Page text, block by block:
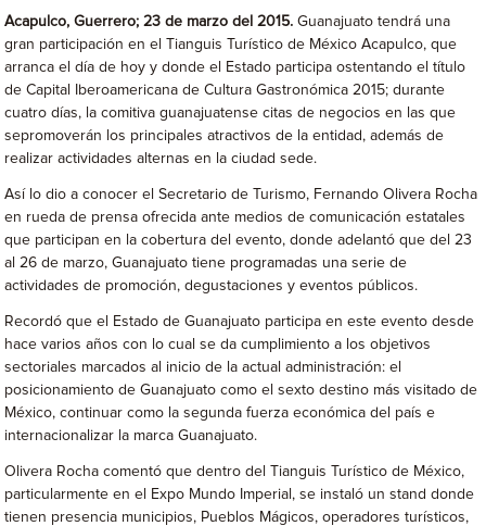
Acapulco, Guerrero; 23 de marzo del 2015. Guanajuato tendrá una
gran participación en el Tianguis Turístico de México Acapulco, que
arranca el día de hoy y donde el Estado participa ostentando el título
de Capital Iberoamericana de Cultura Gastronómica 2015; durante
cuatro días, la comitiva guanajuatense citas de negocios en las que
sepromoverán los principales atractivos de la entidad, además de
realizar actividades alternas en la ciudad sede.
Así lo dio a conocer el Secretario de Turismo, Fernando Olivera Rocha
en rueda de prensa ofrecida ante medios de comunicación estatales
que participan en la cobertura del evento, donde adelantó que del 23
al 26 de marzo, Guanajuato tiene programadas una serie de
actividades de promoción, degustaciones y eventos públicos.
Recordó que el Estado de Guanajuato participa en este evento desde
hace varios años con lo cual se da cumplimiento a los objetivos
sectoriales marcados al inicio de la actual administración: el
posicionamiento de Guanajuato como el sexto destino más visitado de
México, continuar como la segunda fuerza económica del país e
internacionalizar la marca Guanajuato.
Olivera Rocha comentó que dentro del Tianguis Turístico de México,
particularmente en el Expo Mundo Imperial, se instaló un stand donde
tienen presencia municipios, Pueblos Mágicos, operadores turísticos,